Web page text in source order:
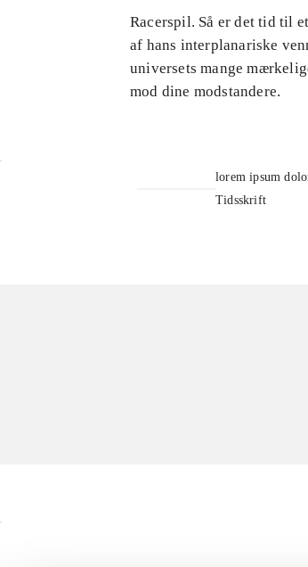
Racerspil. Så er det tid til
af hans interplanariske
universets mange
mod dine modstandere.
lorem ipsum
Tidsskrift